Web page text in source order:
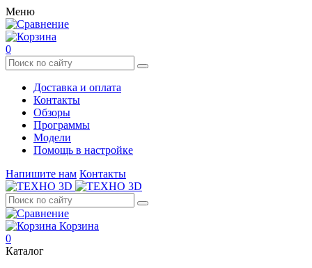
Меню
0
Доставка и оплата
Контакты
Обзоры
Программы
Модели
Помощь в настройке
Напишите нам Контакты
Корзина
0
Каталог